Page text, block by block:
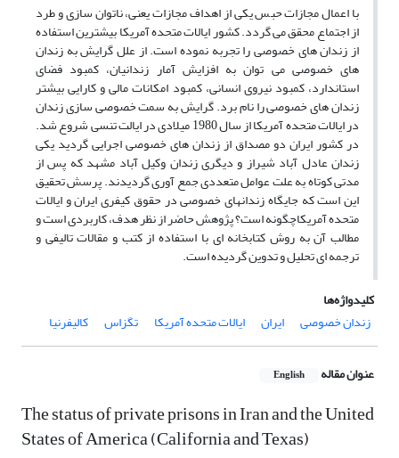
با اعمال مجازات حبس یکی از اهداف مجازات یعنی، ناتوان سازی و طرد
از اجتماع محقق می گردد. کشور ایالات متحده آمریکا بیشترین استفاده
از زندان های خصوصی را تجربه نموده است. از علل گرایش به زندان
های خصوصی می توان به افزایش آمار زندانیان، کمبود فضای
استاندارد، کمبود نیروی انسانی، کمبود امکانات مالی و کارایی بیشتر
زندان های خصوصی را نام برد. گرایش به سمت خصوصی سازی زندان
در ایالات متحده آمریکا از سال 1980 میلادی در ایالت تنسی شروع شد.
در کشور ایران دو مصداق از زندان های خصوصی اجرایی گردید یکی
زندان عادل آباد شیراز و دیگری زندان وکیل آباد مشهد که پس از
مدتی کوتاه به علت عوامل متعددی جمع آوری گردیدند. پرسش تحقیق
این است که جایگاه زندان­های خصوصی در حقوق کیفری ایران و ایالات
متحده آمریکاچگونه است؟ پژوهش حاضر از نظر هدف، کاربردی است و
مطالب آن به روش کتابخانه ای با استفاده از کتب و مقالات تالیفی و
ترجمه ای تحلیل و تدوین گردیده است.
کلیدواژه‌ها
زندان خصوصی
ایران ایالات متحده آمریکا تگزاس کالیفرنیا
عنوان مقاله English
The status of private prisons in Iran and the United
States of America (California and Texas)